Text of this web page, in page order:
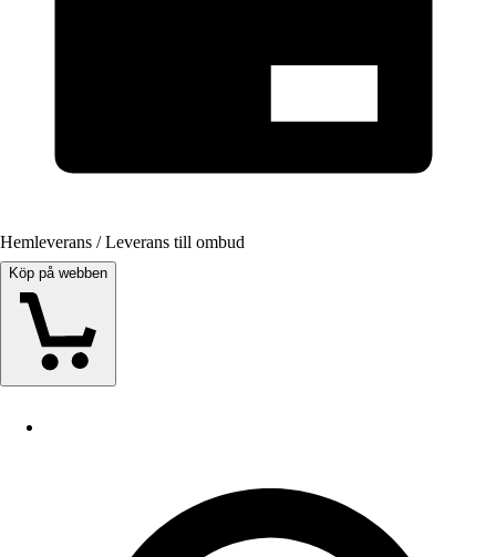
Hemleverans / Leverans till ombud
Köp på webben